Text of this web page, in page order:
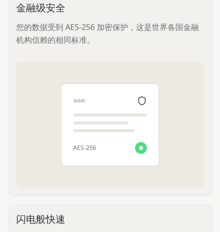
金融级安全
您的数据受到 AES-256 加密保护，这是世界各国金融
机构信赖的相同标准。
AES-256
闪电般快速